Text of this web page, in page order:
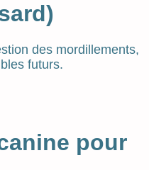
des mordillements,
futurs.
pour